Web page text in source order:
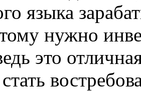
языка
нужно
это